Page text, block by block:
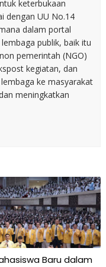
keterbukaan
dengan UU No.14
dalam portal
publik, baik itu
pemerintah (NGO)
kegiatan, dan
ke masyarakat
meningkatkan
Baru dalam